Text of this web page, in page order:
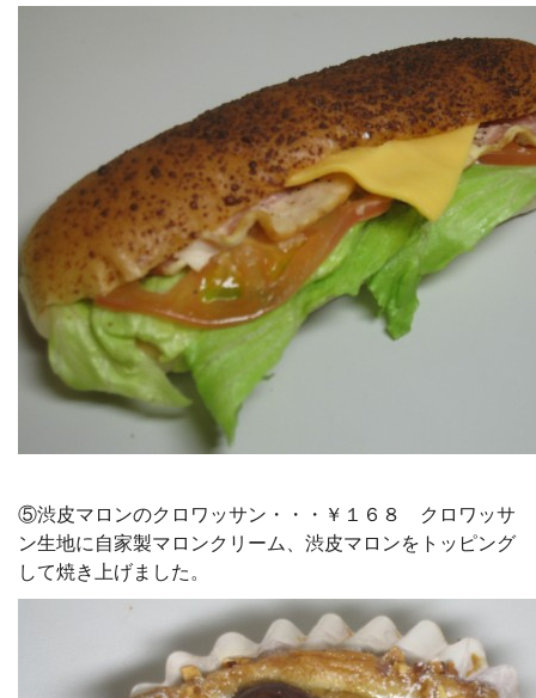
⑤渋皮マロンのクロワッサン・・・￥１６８ クロワッサ
ン生地に自家製マロンクリーム、渋皮マロンをトッピング
して焼き上げました。